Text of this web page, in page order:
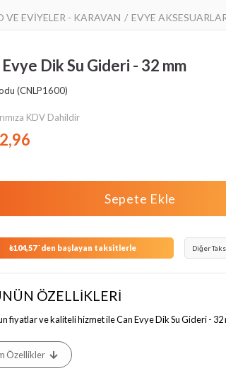
VE EVİYELER - KARAVAN EVYE
Dik Su Gideri - 32 mm
(CNLP1600)
KDV Dahildir
₺104,57`den başlayan taksitlerle Diğer
ÖZELLİKLERİ
fiyatlar ve kaliteli hizmet ile Can Evye Dik Su Gideri -
Özellikler